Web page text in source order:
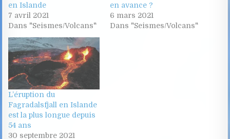
en Islande
7 avril 2021
Dans "Seismes/Volcans"
en avance ?
6 mars 2021
Dans "Seismes/Volcans"
L’éruption du
Fagradalsfjall en Islande
est la plus longue depuis
54 ans
30 septembre 2021